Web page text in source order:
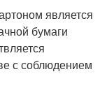
является
бумаги
с соблюдением